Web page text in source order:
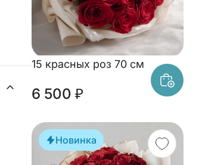
15 красных роз 70 см
6 500 ₽
Новинка